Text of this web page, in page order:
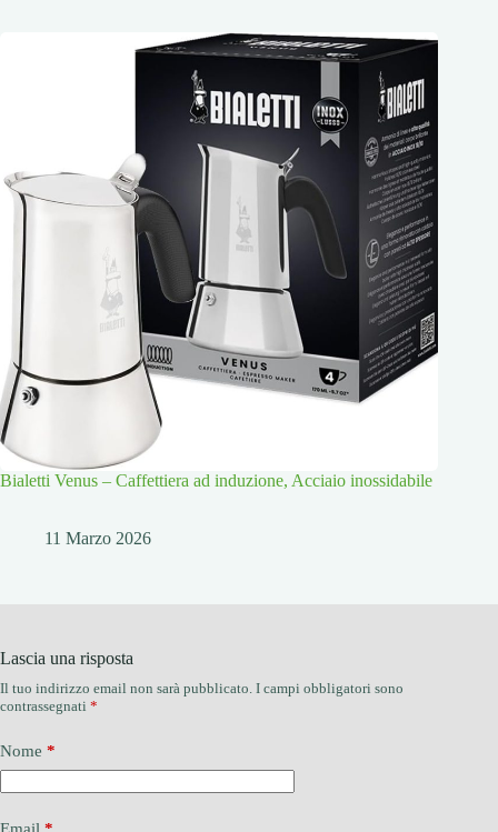
Bialetti Venus – Caffettiera ad induzione, Acciaio inossidabile
11 Marzo 2026
Lascia una risposta
Il tuo indirizzo email non sarà pubblicato. I campi obbligatori sono
contrassegnati *
Nome *